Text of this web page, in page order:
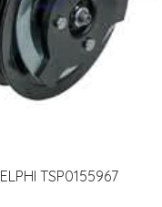
TSP0155967